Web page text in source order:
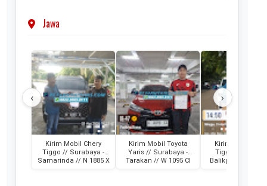
Jawa
‹
Kirim Mobil Chery
Tiggo // Surabaya -
Samarinda // N 1885 X
Kirim Mobil Toyota
Yaris // Surabaya -
Tarakan // W 1095 CI
Kirim Mobil
Tiggo // Jakarta
Balikpapan // D
›